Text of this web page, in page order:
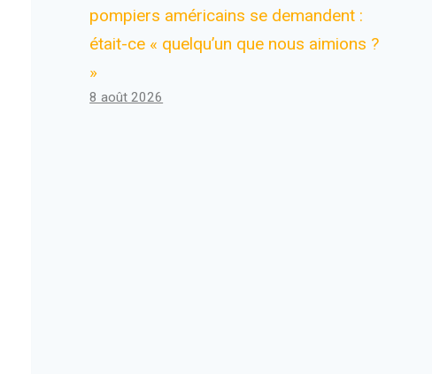
pompiers américains se demandent :
était-ce « quelqu’un que nous aimions ?
»
8 août 2026